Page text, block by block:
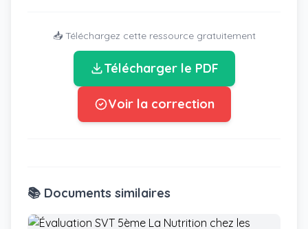
📥 Téléchargez cette ressource gratuitement
Télécharger le PDF
Voir la correction
📚 Documents similaires